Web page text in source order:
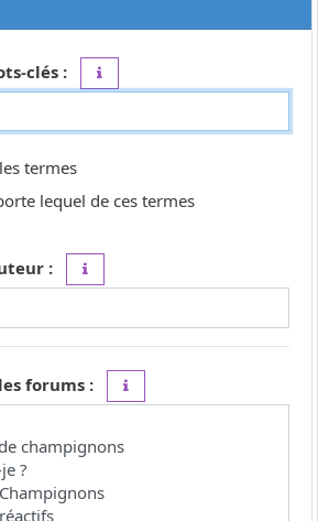
clés :
termes
lequel de ces termes
:
forums :